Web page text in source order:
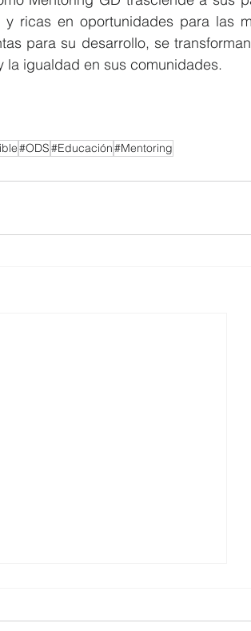
y ricas en oportunidades para las
para su desarrollo, se
igualdad en sus comunidades.
#ODS#Educación#Mentoring